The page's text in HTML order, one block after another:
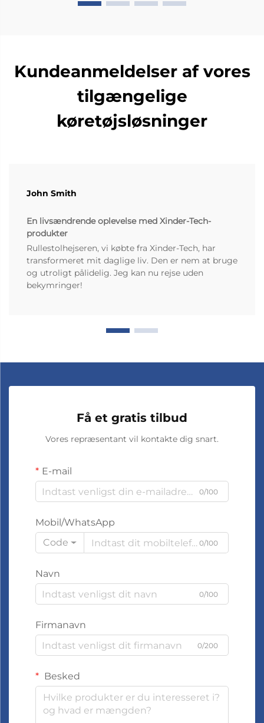
Kundeanmeldelser af vores
tilgængelige
køretøjsløsninger
John Smith
En livsændrende oplevelse med Xinder-Tech-
produkter
Rullestolhejseren, vi købte fra Xinder-Tech, har
transformeret mit daglige liv. Den er nem at bruge
og utroligt pålidelig. Jeg kan nu rejse uden
bekymringer!
Få et gratis tilbud
Vores repræsentant vil kontakte dig snart.
E-mail
0/100
Mobil/WhatsApp
Code
0/100
Navn
0/100
Firmanavn
0/200
Besked